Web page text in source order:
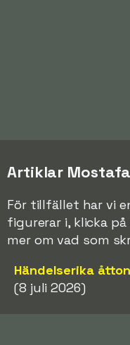
Artiklar
För tillfället har vi
figurerar i, klicka
mer om vad som
Händelserika
(8 juli 2026)